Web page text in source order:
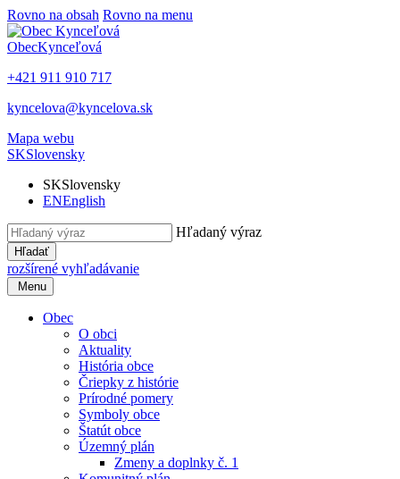
Rovno na obsah Rovno na menu
ObecKynceľová
+421 911 910 717
kyncelova@kyncelova.sk
Mapa webu
SKSlovensky
SKSlovensky
ENEnglish
Hľadaný výraz
Hľadať
rozšírené vyhľadávanie
Menu
Obec
O obci
Aktuality
História obce
Čriepky z histórie
Prírodné pomery
Symboly obce
Štatút obce
Územný plán
Zmeny a doplnky č. 1